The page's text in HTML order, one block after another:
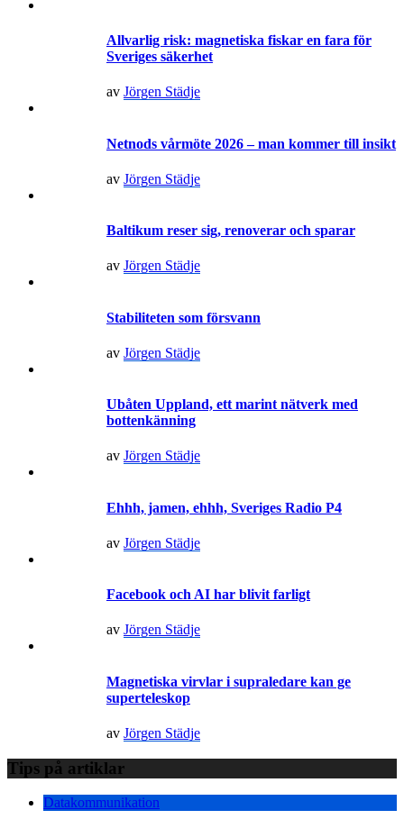
Allvarlig risk: magnetiska fiskar en fara för
Sveriges säkerhet
av Jörgen Städje
Netnods vårmöte 2026 – man kommer till insikt
av Jörgen Städje
Baltikum reser sig, renoverar och sparar
av Jörgen Städje
Stabiliteten som försvann
av Jörgen Städje
Ubåten Uppland, ett marint nätverk med
bottenkänning
av Jörgen Städje
Ehhh, jamen, ehhh, Sveriges Radio P4
av Jörgen Städje
Facebook och AI har blivit farligt
av Jörgen Städje
Magnetiska virvlar i supraledare kan ge
superteleskop
av Jörgen Städje
Tips på artiklar
Datakommunikation